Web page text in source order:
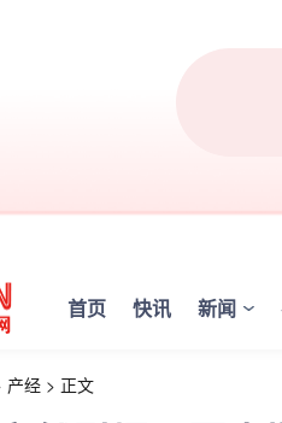
首页 快讯 新闻
产经 > 正文